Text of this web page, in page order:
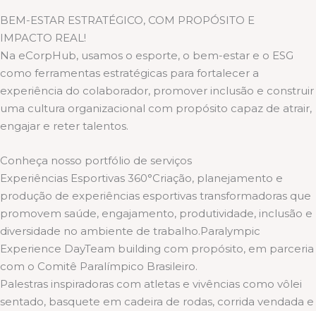
BEM-ESTAR ESTRATÉGICO, COM PROPÓSITO E
IMPACTO REAL!
Na eCorpHub, usamos o esporte, o bem-estar e o ESG
como ferramentas estratégicas para fortalecer a
experiência do colaborador, promover inclusão e construir
uma cultura organizacional com propósito capaz de atrair,
engajar e reter talentos.
Conheça nosso portfólio de serviços
Experiências Esportivas 360°Criação, planejamento e
produção de experiências esportivas transformadoras que
promovem saúde, engajamento, produtividade, inclusão e
diversidade no ambiente de trabalho.Paralympic
Experience DayTeam building com propósito, em parceria
com o Comitê Paralímpico Brasileiro.
Palestras inspiradoras com atletas e vivências como vôlei
sentado, basquete em cadeira de rodas, corrida vendada e